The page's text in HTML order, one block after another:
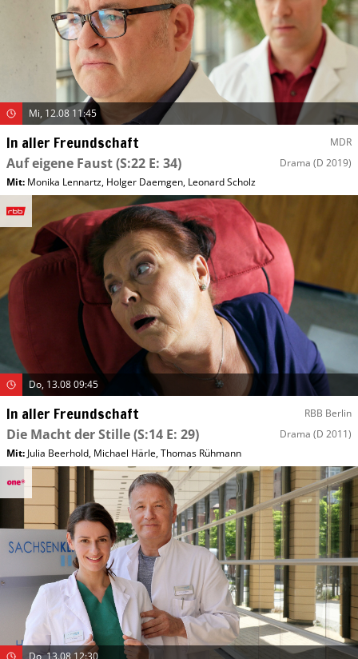
Mi, 12.08 11:45
In aller Freundschaft MDR
Auf eigene Faust(S:22 E: 34) Drama (D 2019)
Mit: Monika Lennartz, Holger Daemgen, Leonard Scholz
Do, 13.08 09:45
In aller Freundschaft RBB Berlin
Die Macht der Stille(S:14 E: 29) Drama (D 2011)
Mit:Julia Beerhold, Michael Härle,Thomas Rühmann